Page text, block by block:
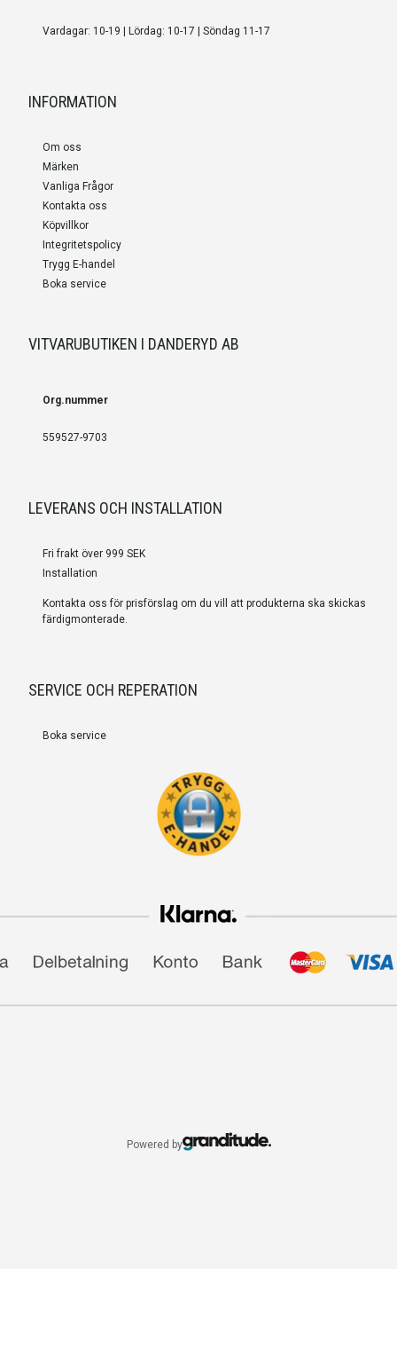
Vardagar: 10-19 | Lördag: 10-17 | Söndag 11-17
INFORMATION
Om oss
Märken
Vanliga Frågor
Kontakta oss
Köpvillkor
Integritetspolicy
Trygg E-handel
Boka service
VITVARUBUTIKEN I DANDERYD AB
Org.nummer
559527-9703
LEVERANS OCH INSTALLATION
Fri frakt över 999 SEK
Installation
Kontakta oss för prisförslag om du vill att produkterna ska skickas
färdigmonterade.
SERVICE OCH REPERATION
Boka service
Powered by